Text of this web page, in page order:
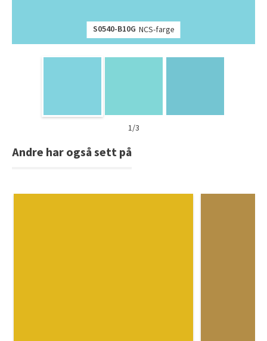
S0540-B10G NCS-farge
1/3
Andre har også sett på